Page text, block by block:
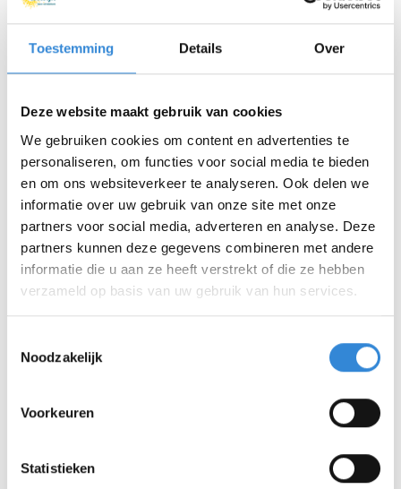
Toestemming Details Over
Deze website maakt gebruik van cookies
We gebruiken cookies om content en advertenties te
personaliseren, om functies voor social media te bieden
en om ons websiteverkeer te analyseren. Ook delen we
informatie over uw gebruik van onze site met onze
partners voor social media, adverteren en analyse. Deze
partners kunnen deze gegevens combineren met andere
informatie die u aan ze heeft verstrekt of die ze hebben
verzameld op basis van uw gebruik van hun services.
Noodzakelijk
Voorkeuren
Statistieken
enthousiasme voor in wilt zetten. Houd je
een handige klusser? Ben je goed in sporten of wil je
bijdrage is welkom. Je kunt ervoor kiezen individueel
te werken met een cliënt, in groepsverband of
bijvoorbeeld tijdens een evenement.
Wil je je aanmelden als vrijwilliger of hierover van
gedachten wisselen? Dan kun je je aanmelden via de
link. Wij nemen dan zo spoedig mogelijk contact met
je op.
Ben je op zoek naar een korte stage (minder dan
contact op met één van onze
Aanmelden